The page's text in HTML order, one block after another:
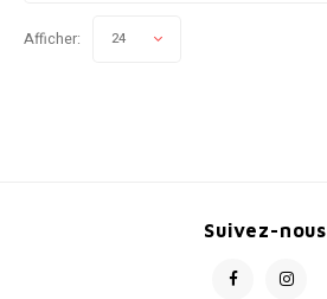
Afficher: 24
Suivez-nous